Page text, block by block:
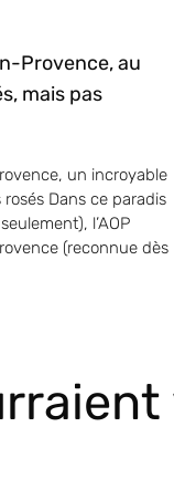
Provence, au
mais pas
un incroyable
Dans ce paradis
l’AOP
(reconnue dès